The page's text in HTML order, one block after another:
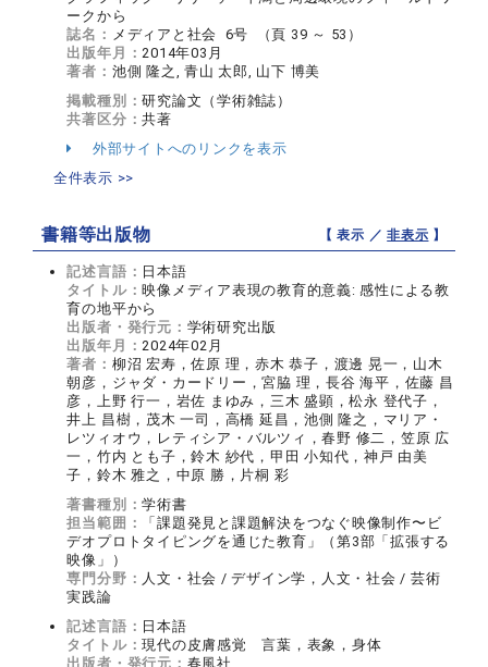
ークから
誌名： メディアと社会 6号 （頁 39 ～ 53）
出版年月：2014年03月
著者： 池側 隆之, 青山 太郎, 山下 博美
掲載種別：研究論文（学術雑誌）
共著区分：共著
外部サイトへのリンクを表示
全件表示 >>
書籍等出版物 【 表示 ／非表示 】
記述言語： 日本語
タイトル：映像メディア表現の教育的意義: 感性による教
育の地平から
出版者・発行元： 学術研究出版
出版年月：2024年02月
著者： 柳沼 宏寿，佐原 理，赤木 恭子，渡邊 晃一，山木
朝彦，ジャダ・カードリー，宮脇 理，長谷 海平，佐藤 昌
彦，上野 行一，岩佐 まゆみ，三木 盛顕，松永 登代子，
井上 昌樹，茂木 一司，高橋 延昌，池側 隆之，マリア・
レツィオウ，レティシア・バルツィ，春野 修二，笠原 広
一，竹内 とも子，鈴木 紗代，甲田 小知代，神戸 由美
子，鈴木 雅之，中原 勝，片桐 彩
著書種別：学術書
担当範囲：
「課題発見と課題解決をつなぐ映像制作〜ビ
デオプロトタイピングを通じた教育」（第3部「拡張する
映像」）
専門分野： 人文・社会 / デザイン学，人文・社会 / 芸術
実践論
記述言語： 日本語
タイトル：現代の皮膚感覚 言葉，表象，身体
出版者・発行元： 春風社